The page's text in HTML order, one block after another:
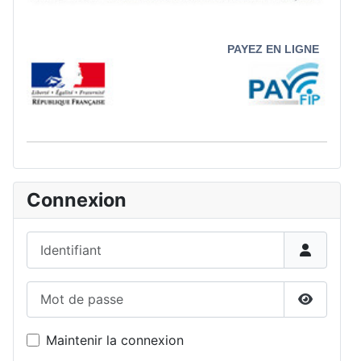
PAYEZ EN LIGNE
Connexion
Afficher
Maintenir la connexion